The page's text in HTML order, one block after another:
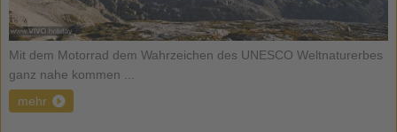
Mit dem Motorrad dem Wahrzeichen des UNESCO Weltnaturerbes
ganz nahe kommen ...
mehr